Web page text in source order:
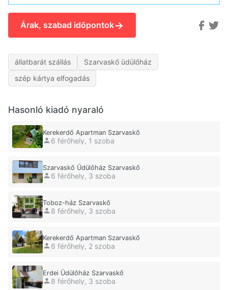
Árak, szabad időpontok→
állatbarát szállás
Szarvaskő üdülőház
szép kártya elfogadás
Hasonló kiadó nyaraló
Kerekerdő Apartman Szarvaskő
6 férőhely, 1 szoba
Szarvaskő Üdülőház Szarvaskő
6 férőhely, 3 szoba
Toboz-ház Szarvaskő
8 férőhely, 3 szoba
Kerekerdő Apartman Szarvaskő
6 férőhely, 2 szoba
Erdei Üdülőház Szarvaskő
8 férőhely, 3 szoba